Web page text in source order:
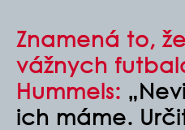
Znamená to,
vážnych
Hummels:
ich máme.